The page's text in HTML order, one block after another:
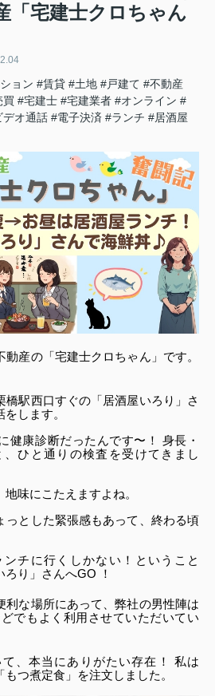
「宅建士クロちゃん
ョン #賃貸 #土地 #戸建て #不動産
買 #宅建士 #宅建業者 #オンライン #
デオ通話 #電子決済 #ランチ #居酒屋
産の「宅建士クロちゃん」です。
橋駅西口すぐの「居酒屋いろり」さ
します。
健康診断だったんです〜！ 身長・
ひと通りの検査を受けてきまし
味にこたえますよね。
っとした緊張感もあって、終わる頃
チに行くしかない！ということ
り」さんへGO ！
利な場所にあって、弊社の男性陣は
でもよく利用させていただいてい
、本当にありがたい存在！ 私は
もつ煮定食」を注文しました。